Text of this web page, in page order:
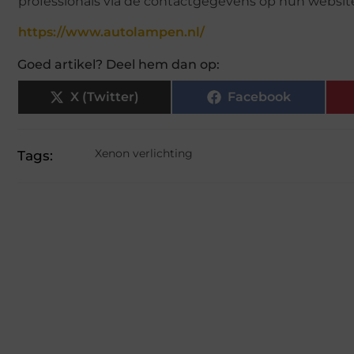
https://www.autolampen.nl/
Goed artikel? Deel hem dan op:
X (Twitter) Facebook
Tags: Xenon verlichting